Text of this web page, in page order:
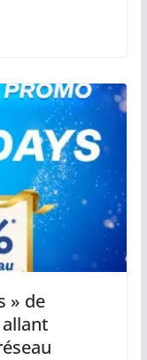
» de